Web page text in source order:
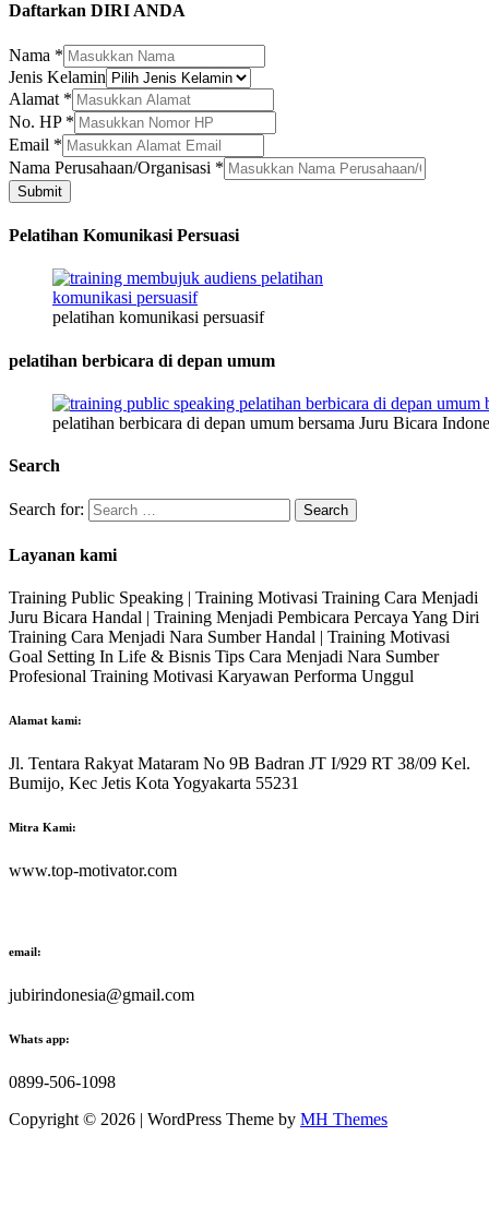
Daftarkan DIRI ANDA
Nama *
Jenis Kelamin
Nama
Jenis
Alamat
Alamat *
No. HP *
Email *
Nama Perusahaan/Organisasi *
Submit
Pelatihan Komunikasi Persuasi
pelatihan komunikasi persuasif
pelatihan berbicara di depan umum
pelatihan berbicara di depan umum bersama Juru Bicara
Search
Search for:
Layanan kami
Training Public Speaking | Training Motivasi Training Cara Menjadi
Juru Bicara Handal | Training Menjadi Pembicara Percaya Yang Diri
Training Cara Menjadi Nara Sumber Handal | Training Motivasi
Goal Setting In Life & Bisnis Tips Cara Menjadi Nara Sumber
Profesional Training Motivasi Karyawan Performa Unggul
Alamat kami:
Jl. Tentara Rakyat Mataram No 9B Badran JT I/929 RT 38/09 Kel.
Bumijo, Kec Jetis Kota Yogyakarta 55231
Mitra Kami:
www.top-motivator.com
email:
jubirindonesia@gmail.com
Whats app:
0899-506-1098
Copyright © 2026 | WordPress Theme by MH Themes